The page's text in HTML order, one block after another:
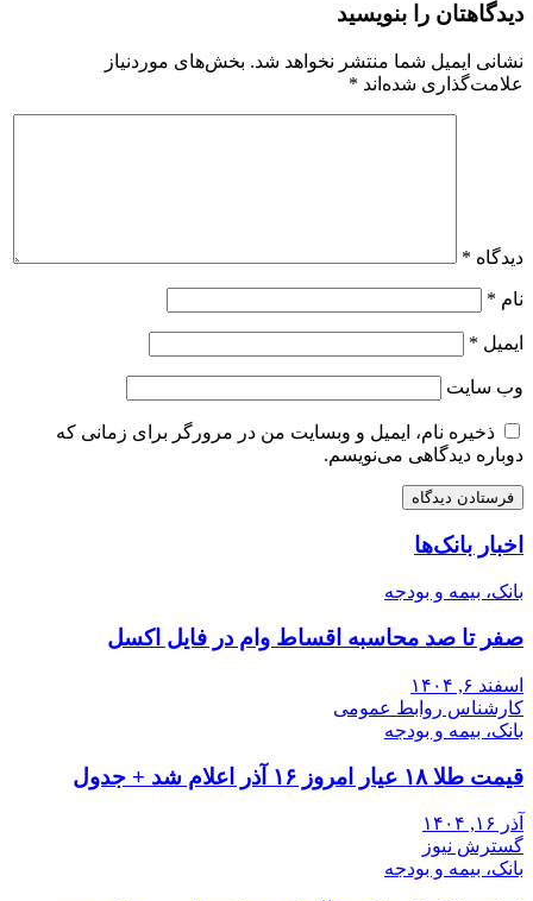
دیدگاهتان را بنویسید
نشانی ایمیل شما منتشر نخواهد شد. بخش‌های موردنیاز
علامت‌گذاری شده‌اند *
دیدگاه *
نام *
ایمیل *
وب‌ سایت
ذخیره نام، ایمیل و وبسایت من در مرورگر برای زمانی که
دوباره دیدگاهی می‌نویسم.
اخبار بانک‌ها
بانک، بیمه و بودجه
صفر تا صد محاسبه اقساط وام در فایل اکسل
اسفند ۶, ۱۴۰۴
کارشناس روابط عمومی
بانک، بیمه و بودجه
قیمت طلا ۱۸ عیار امروز ۱۶ آذر اعلام شد + جدول
آذر ۱۶, ۱۴۰۴
گسترش نیوز
بانک، بیمه و بودجه